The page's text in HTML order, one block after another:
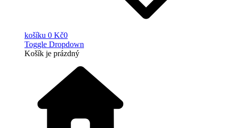
košíku 0 Kč0
Toggle Dropdown
Košík je prázdný